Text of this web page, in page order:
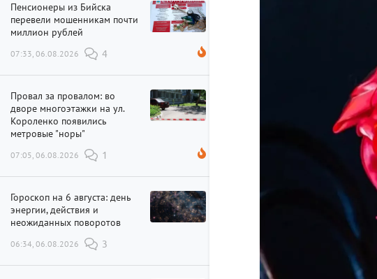
Пенсионеры из Бийска
перевели мошенникам почти
миллион рублей
07:33, 06.08.2026 4
Провал за провалом: во
дворе многоэтажки на ул.
Короленко появились
метровые "норы"
07:05, 06.08.2026 1
Гороскоп на 6 августа: день
энергии, действия и
неожиданных поворотов
06:34, 06.08.2026 3